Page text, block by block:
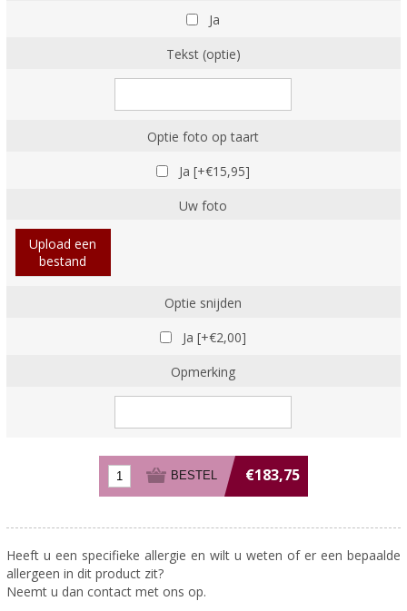
Ja
Tekst (optie)
Optie foto op taart
Ja [+€15,95]
Uw foto
Upload een
bestand
Optie snijden
Ja [+€2,00]
Opmerking
€183,75
Heeft u een specifieke allergie en wilt u weten of er een bepaalde
allergeen in dit product zit?
Neemt u dan contact met ons op.